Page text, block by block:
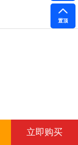
立即购买
置顶